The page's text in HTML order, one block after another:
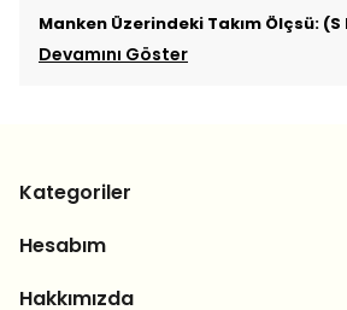
Manken Üzerindeki Takım Ölçsü:
Devamını Göster
Kategoriler
Hesabım
Hakkımızda